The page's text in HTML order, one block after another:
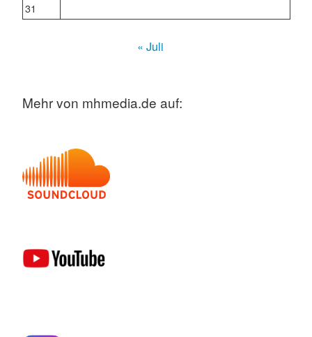
31
« Juli
Mehr von mhmedia.de auf: